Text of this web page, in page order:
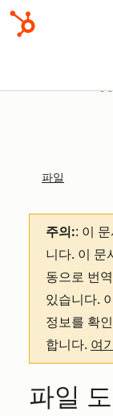
파일
주의:: 이
니다. 이 문
동으로 번
있습니다.
정보를 확
합니다. 여
파일